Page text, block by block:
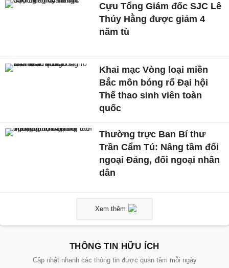
Cựu Tổng Giám đốc SJC Lê
Thúy Hằng được giảm 4
năm tù
Khai mạc Vòng loại miền
Bắc môn bóng rổ Đại hội
Thể thao sinh viên toàn
quốc
Thường trực Ban Bí thư
Trần Cẩm Tú: Nâng tầm đối
ngoại Đảng, đối ngoại nhân
dân
Xem thêm
THÔNG TIN HỮU ÍCH
Cập nhật nhanh các thông tin được quan tâm mỗi ngày